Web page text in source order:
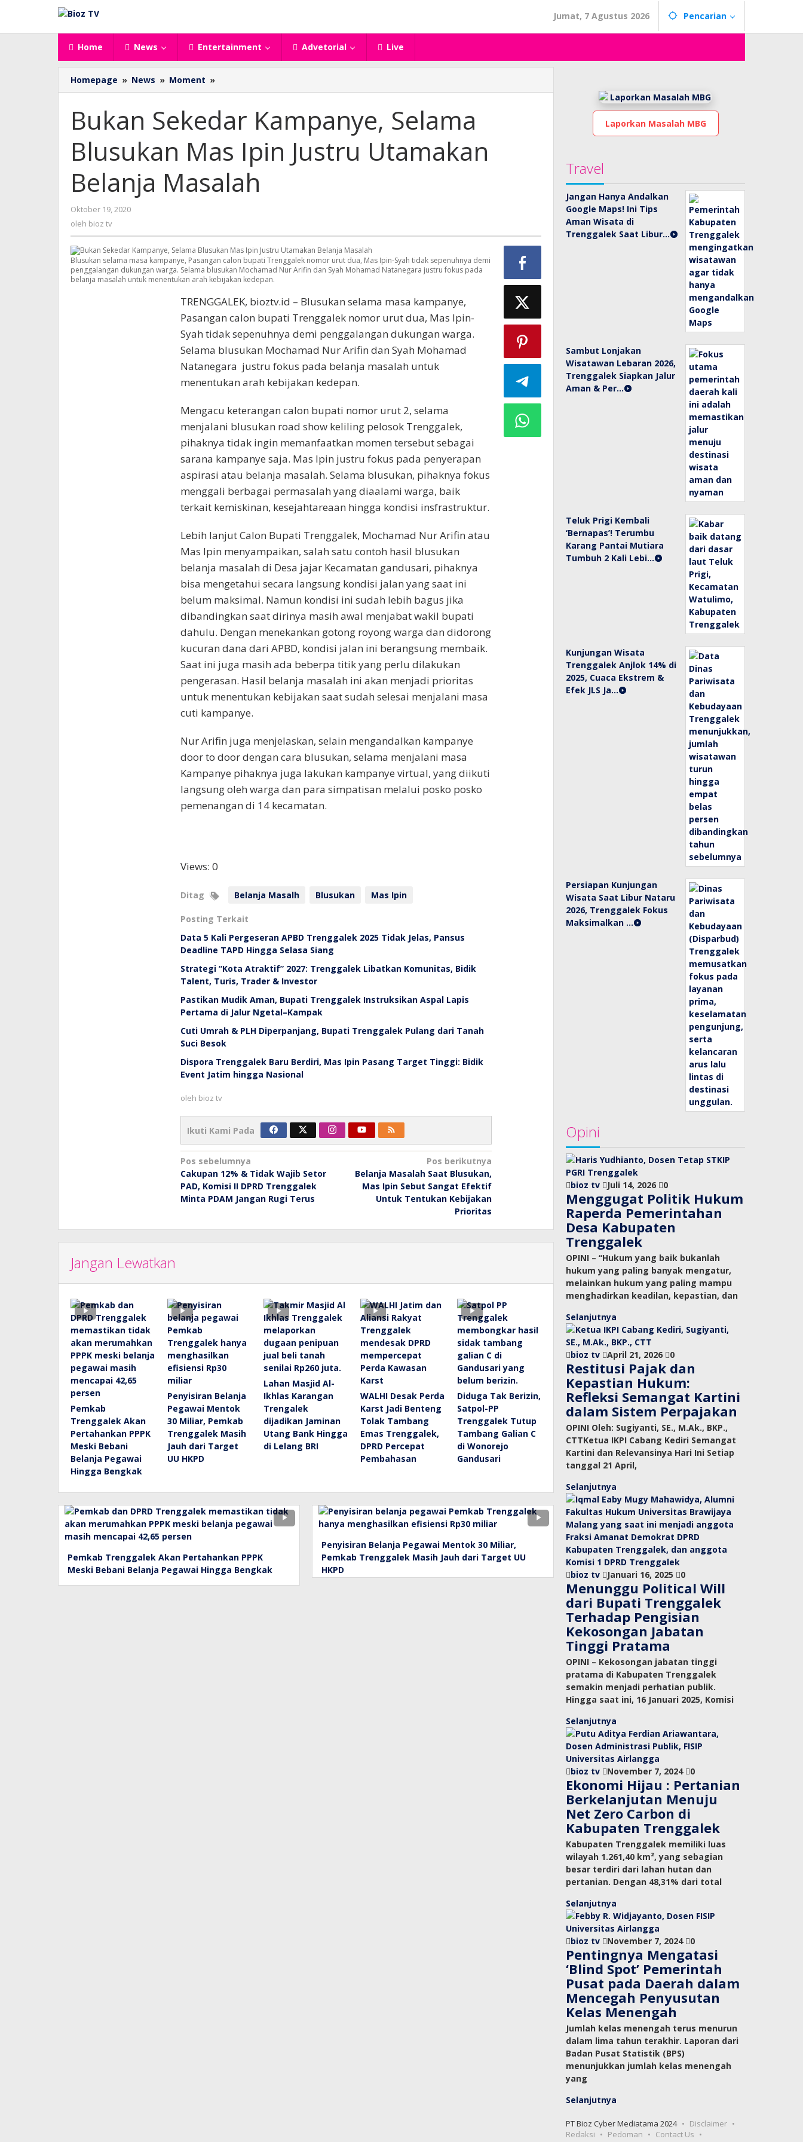
konten
Jumat, 7 Agustus 2026 Pencarian
Home News Entertainment Advetorial Live
Homepage » News » Moment »
Sekedar
Selama
Blusukan
Ipin
Utamakan
Belanja
Bukan Sekedar Kampanye, Selama
Blusukan Mas Ipin Justru Utamakan
Belanja Masalah
Oktober 19, 2020
oleh bioz tv
Blusukan selama masa kampanye, Pasangan calon bupati Trenggalek nomor urut dua, Mas Ipin-Syah tidak sepenuhnya demi
penggalangan dukungan warga. Selama blusukan Mochamad Nur Arifin dan Syah Mohamad Natanegara justru fokus pada
belanja masalah untuk menentukan arah kebijakan kedepan.
TRENGGALEK, bioztv.id – Blusukan selama masa kampanye,
Pasangan calon bupati Trenggalek nomor urut dua, Mas Ipin-
Syah tidak sepenuhnya demi penggalangan dukungan warga.
Selama blusukan Mochamad Nur Arifin dan Syah Mohamad
Natanegara justru fokus pada belanja masalah untuk
menentukan arah kebijakan kedepan.
Mengacu keterangan calon bupati nomor urut 2, selama
menjalani blusukan road show keliling pelosok Trenggalek,
pihaknya tidak ingin memanfaatkan momen tersebut sebagai
sarana kampanye saja. Mas Ipin justru fokus pada penyerapan
aspirasi atau belanja masalah. Selama blusukan, pihaknya fokus
menggali berbagai permasalah yang diaalami warga, baik
terkait kemiskinan, kesejahtareaan hingga kondisi insfrastruktur.
Lebih lanjut Calon Bupati Trenggalek, Mochamad Nur Arifin atau
Mas Ipin menyampaikan, salah satu contoh hasil blusukan
belanja masalah di Desa jajar Kecamatan gandusari, pihaknya
bisa mengetahui secara langsung kondisi jalan yang saat ini
belum maksimal. Namun kondisi ini sudah lebih bagus jika
dibandingkan saat dirinya masih awal menjabat wakil bupati
dahulu. Dengan menekankan gotong royong warga dan didorong
kucuran dana dari APBD, kondisi jalan ini berangsung membaik.
Saat ini juga masih ada beberpa titik yang perlu dilakukan
pengerasan. Hasil belanja masalah ini akan menjadi prioritas
untuk menentukan kebijakan saat sudah selesai menjalani masa
cuti kampanye.
Nur Arifin juga menjelaskan, selain mengandalkan kampanye
door to door dengan cara blusukan, selama menjalani masa
Kampanye pihaknya juga lakukan kampanye virtual, yang diikuti
langsung oleh warga dan para simpatisan melalui posko posko
pemenangan di 14 kecamatan.
Views: 0
Ditag Belanja Masalh Blusukan Mas Ipin
Posting Terkait
Data 5 Kali Pergeseran APBD Trenggalek 2025 Tidak Jelas, Pansus
Deadline TAPD Hingga Selasa Siang
Strategi “Kota Atraktif” 2027: Trenggalek Libatkan Komunitas, Bidik
Talent, Turis, Trader & Investor
Pastikan Mudik Aman, Bupati Trenggalek Instruksikan Aspal Lapis
Pertama di Jalur Ngetal–Kampak
Cuti Umrah & PLH Diperpanjang, Bupati Trenggalek Pulang dari Tanah
Suci Besok
Dispora Trenggalek Baru Berdiri, Mas Ipin Pasang Target Tinggi: Bidik
Event Jatim hingga Nasional
oleh bioz tv
Ikuti Kami Pada
Navigasi
pos
Pos sebelumnya
Cakupan 12% & Tidak Wajib Setor
PAD, Komisi II DPRD Trenggalek
Minta PDAM Jangan Rugi Terus
Pos berikutnya
Belanja Masalah Saat Blusukan,
Mas Ipin Sebut Sangat Efektif
Untuk Tentukan Kebijakan
Prioritas
Jangan Lewatkan
Pemkab
Trenggalek Akan
Pertahankan PPPK
Meski Bebani
Belanja Pegawai
Hingga Bengkak
Penyisiran Belanja
Pegawai Mentok
30 Miliar, Pemkab
Trenggalek Masih
Jauh dari Target
UU HKPD
Lahan Masjid Al-
Ikhlas Karangan
Trengalek
dijadikan Jaminan
Utang Bank Hingga
di Lelang BRI
WALHI Desak Perda
Karst Jadi Benteng
Tolak Tambang
Emas Trenggalek,
DPRD Percepat
Pembahasan
Diduga Tak Berizin,
Satpol-PP
Trenggalek Tutup
Tambang Galian C
di Wonorejo
Gandusari
Pemkab Trenggalek Akan Pertahankan PPPK
Meski Bebani Belanja Pegawai Hingga Bengkak
Penyisiran Belanja Pegawai Mentok 30 Miliar,
Pemkab Trenggalek Masih Jauh dari Target UU
HKPD
Laporkan Masalah MBG
Travel
Jangan Hanya Andalkan
Google Maps! Ini Tips
Aman Wisata di
Trenggalek Saat Libur…
Sambut Lonjakan
Wisatawan Lebaran 2026,
Trenggalek Siapkan Jalur
Aman & Per…
Teluk Prigi Kembali
‘Bernapas’! Terumbu
Karang Pantai Mutiara
Tumbuh 2 Kali Lebi…
Kunjungan Wisata
Trenggalek Anjlok 14% di
2025, Cuaca Ekstrem &
Efek JLS Ja…
Persiapan Kunjungan
Wisata Saat Libur Nataru
2026, Trenggalek Fokus
Maksimalkan …
Opini
bioz tv Juli 14, 2026 0
Menggugat Politik Hukum
Raperda Pemerintahan
Desa Kabupaten
Trenggalek
OPINI – “Hukum yang baik bukanlah
hukum yang paling banyak mengatur,
melainkan hukum yang paling mampu
menghadirkan keadilan, kepastian, dan
Selanjutnya
bioz tv April 21, 2026 0
Restitusi Pajak dan
Kepastian Hukum:
Refleksi Semangat Kartini
dalam Sistem Perpajakan
OPINI Oleh: Sugiyanti, SE., M.Ak., BKP.,
CTTKetua IKPI Cabang Kediri Semangat
Kartini dan Relevansinya Hari Ini Setiap
tanggal 21 April,
Selanjutnya
bioz tv Januari 16, 2025 0
Menunggu Political Will
dari Bupati Trenggalek
Terhadap Pengisian
Kekosongan Jabatan
Tinggi Pratama
OPINI – Kekosongan jabatan tinggi
pratama di Kabupaten Trenggalek
semakin menjadi perhatian publik.
Hingga saat ini, 16 Januari 2025, Komisi
Selanjutnya
bioz tv November 7, 2024 0
Ekonomi Hijau : Pertanian
Berkelanjutan Menuju
Net Zero Carbon di
Kabupaten Trenggalek
Kabupaten Trenggalek memiliki luas
wilayah 1.261,40 km², yang sebagian
besar terdiri dari lahan hutan dan
pertanian. Dengan 48,31% dari total
Selanjutnya
bioz tv November 7, 2024 0
Pentingnya Mengatasi
‘Blind Spot’ Pemerintah
Pusat pada Daerah dalam
Mencegah Penyusutan
Kelas Menengah
Jumlah kelas menengah terus menurun
dalam lima tahun terakhir. Laporan dari
Badan Pusat Statistik (BPS)
menunjukkan jumlah kelas menengah
yang
Selanjutnya
PT Bioz Cyber Mediatama 2024
Disclaimer
Redaksi
Pedoman
Contact Us